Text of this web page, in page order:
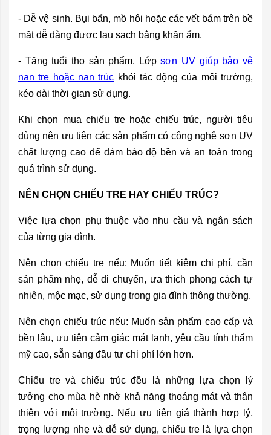
- Dễ vệ sinh. Bụi bẩn, mồ hôi hoặc các vết bám trên bề
mặt dễ dàng được lau sạch bằng khăn ẩm.
- Tăng tuổi thọ sản phẩm. Lớpsơn UV giúp bảo vệ
nan tre hoặc nan trúc khỏi tác động của môi trường,
kéo dài thời gian sử dụng.
Khi chọn mua chiếu tre hoặc chiếu trúc, người tiêu
dùng nên ưu tiên các sản phẩm có công nghệ sơn UV
chất lượng cao để đảm bảo độ bền và an toàn trong
quá trình sử dụng.
NÊN CHỌN CHIẾU TRE HAY CHIẾU TRÚC?
Việc lựa chọn phụ thuộc vào nhu cầu và ngân sách
của từng gia đình.
Nên chọn chiếu tre nếu: Muốn tiết kiệm chi phí, cần
sản phẩm nhẹ, dễ di chuyển, ưa thích phong cách tự
nhiên, mộc mạc, sử dụng trong gia đình thông thường.
Nên chọn chiếu trúc nếu: Muốn sản phẩm cao cấp và
bền lâu, ưu tiên cảm giác mát lạnh, yêu cầu tính thẩm
mỹ cao, sẵn sàng đầu tư chi phí lớn hơn.
Chiếu tre và chiếu trúc đều là những lựa chọn lý
tưởng cho mùa hè nhờ khả năng thoáng mát và thân
thiện với môi trường. Nếu ưu tiên giá thành hợp lý,
trọng lượng nhẹ và dễ sử dụng, chiếu tre là lựa chọn